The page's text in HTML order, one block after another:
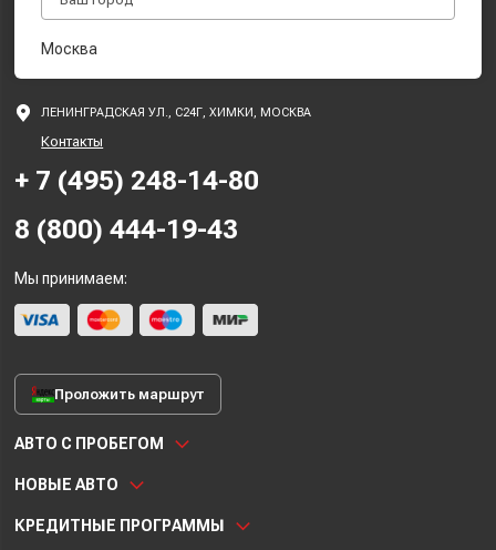
Москва
ЛЕНИНГРАДСКАЯ УЛ., С24Г, ХИМКИ, МОСКВА
Контакты
+ 7 (495) 248-14-80
8 (800) 444-19-43
Мы принимаем:
Проложить маршрут
АВТО С ПРОБЕГОМ
НОВЫЕ АВТО
КРЕДИТНЫЕ ПРОГРАММЫ